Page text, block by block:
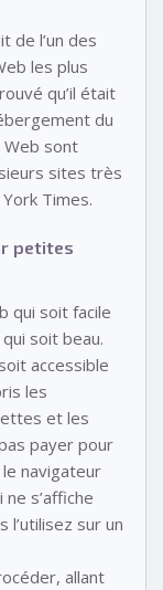
de l’un des
les plus
qu’il était
du
Web sont
sites très
Times.
petites
qui soit facile
soit beau.
accessible
les
et les
payer pour
navigateur
s’affiche
sur un
allant